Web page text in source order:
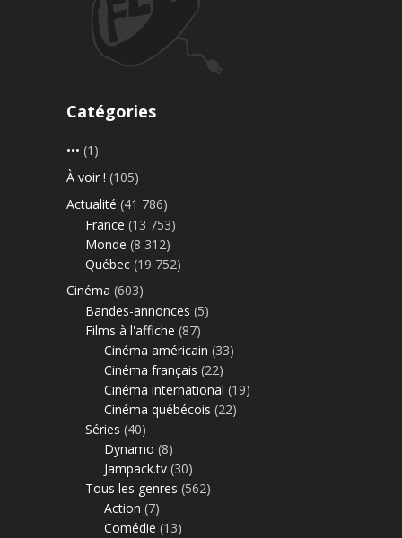
Catégories
••• (1)
À voir ! (105)
Actualité (41 786)
France (13 753)
Monde (8 312)
Québec (19 752)
Cinéma (603)
Bandes-annonces (5)
Films à l'affiche (87)
Cinéma américain (33)
Cinéma français (22)
Cinéma international (19)
Cinéma québécois (22)
Séries (40)
Dynamo (8)
Jampack.tv (30)
Tous les genres (562)
Action (7)
Comédie (13)